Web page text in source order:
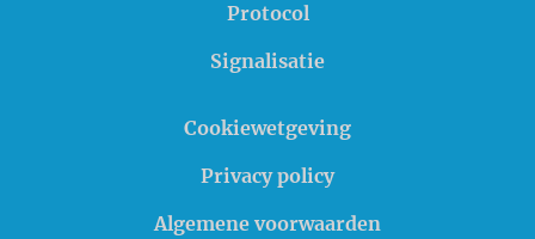
Protocol
Signalisatie
Cookiewetgeving
Privacy policy
Algemene voorwaarden